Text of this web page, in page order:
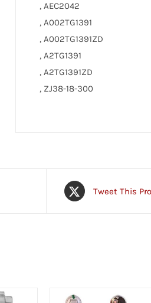
, AEC2042
, A002TG1391
, A002TG1391ZD
, A2TG1391
, A2TG1391ZD
, ZJ38-18-300
Tweet This